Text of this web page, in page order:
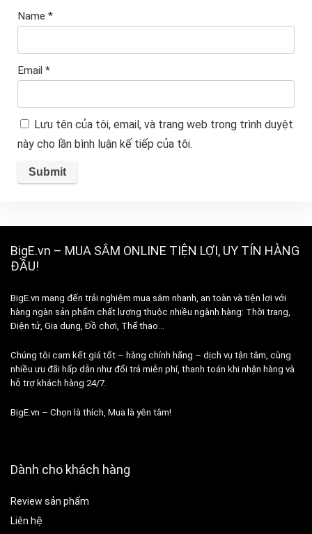
Name *
Email *
Lưu tên của tôi, email, và trang web trong trình duyệt
này cho lần bình luận kế tiếp của tôi.
BigE.vn – MUA SẮM ONLINE TIỆN LỢI, UY TÍN HÀNG
ĐẦU!
BigE.vn mang đến trải nghiệm mua sắm nhanh, an toàn và tiện lợi với
hàng ngàn sản phẩm chất lượng thuộc nhiều ngành hàng: Thời trang,
Điện tử, Gia dụng, Đồ chơi, Thể thao…
Chúng tôi cam kết giá tốt – hàng chính hãng – dịch vụ tận tâm, cùng
nhiều ưu đãi hấp dẫn như đổi trả miễn phí, thanh toán khi nhận hàng và
hỗ trợ khách hàng 24/7.
BigE.vn – Chọn là thích, Mua là yên tâm!
Dành cho khách hàng
Review sản phẩm
Liên hệ